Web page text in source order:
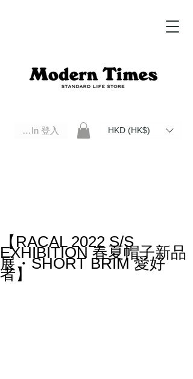
Log In 登入 HKD (HK$)
【RACAL 2022 S/S
EXHIBITION 春夏帽子新品
展・SHORT BRIM 愛好
者】